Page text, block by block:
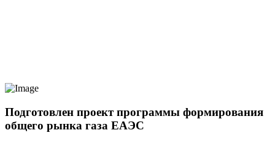
Подготовлен проект программы формирования
общего рынка газа ЕАЭС